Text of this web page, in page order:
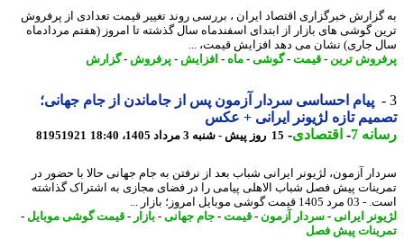
خبرگزاری اقتصاد ایران ، بررسی روند تغییر قیمت تعدادی از پرفروش
گوشی های بازار از ابتدای اسفندماه سال گذشته تا امروز (هفتم مردادماه
جاری) نشان می دهد افزایش قیمت، ...
ترین- قیمت-گوشی-ماه-افزایش -پرفروش -گزارش
پیام احساسی سردار آزمون پس از جاماندن از جام جهانی؛
تازه لژیونر ایرانی + عکس
7
-اقتصادی-15 روز پیش - شنبه 3 مرداد 1405، 18:40 81951921
آزمون، لژیونر ایرانی شباب بعد از نرفتن به جام جهانی حالا با حضور در
پیش فصل شباب الاهلی پیامی را در فضای مجازی به اشتراک گذاشته
گوشی موبایل امروز؛ بازار ...
ایرانی- سردار آزمون -قیمت-جام جهانی-بازار - قیمت گوشی موبایل-
پیش فصل